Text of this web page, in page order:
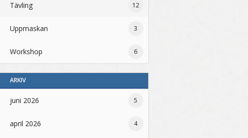
Tävling 12
Uppmaskan 3
Workshop 6
ARKIV
juni 2026 5
april 2026 4